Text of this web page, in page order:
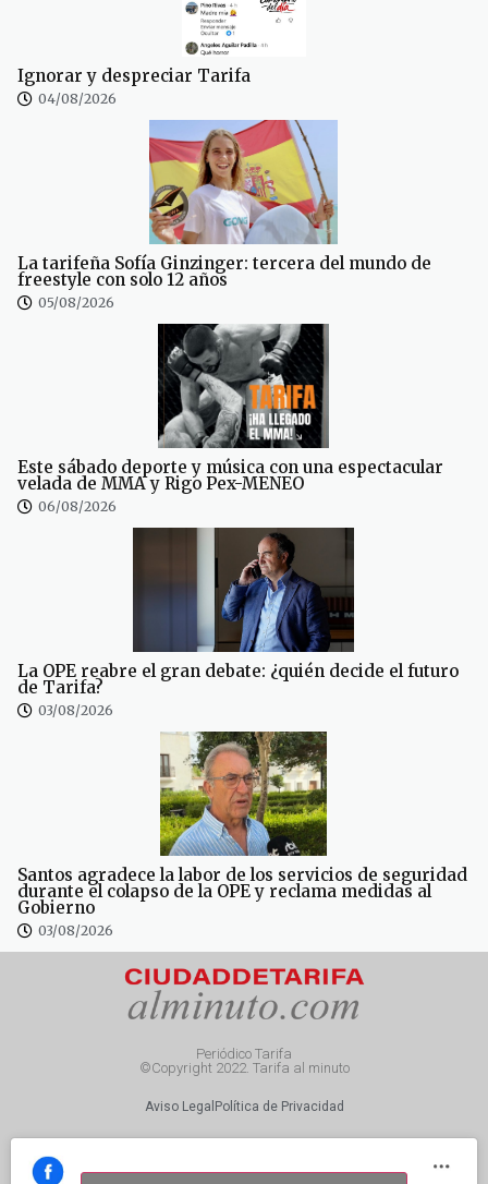
Ignorar y despreciar Tarifa
04/08/2026
La tarifeña Sofía Ginzinger: tercera del mundo de
freestyle con solo 12 años
05/08/2026
Este sábado deporte y música con una espectacular
velada de MMA y Rigo Pex-MENEO
06/08/2026
La OPE reabre el gran debate: ¿quién decide el futuro
de Tarifa?
03/08/2026
Santos agradece la labor de los servicios de seguridad
durante el colapso de la OPE y reclama medidas al
Gobierno
03/08/2026
Periódico Tarifa
©Copyright 2022. Tarifa al minuto
Aviso Legal Política de Privacidad